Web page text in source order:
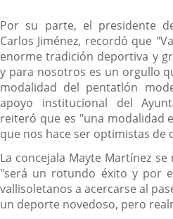
Por su parte, el presidente
Carlos Jiménez, recordó que
enorme tradición deportiva y
y para nosotros es un orgullo
modalidad del pentatlón
apoyo institucional del
reiteró que es "una modalidad
que nos hace ser optimistas de
La concejala Mayte Martínez
"será un rotundo éxito y por
vallisoletanos a acercarse al
un deporte novedoso, pero